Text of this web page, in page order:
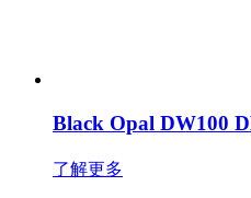
Black Opal DW100
了解更多